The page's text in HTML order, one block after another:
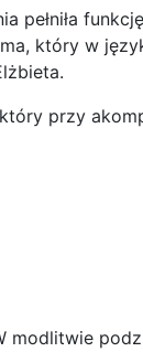
pełniła
który w
przy
modlitwie